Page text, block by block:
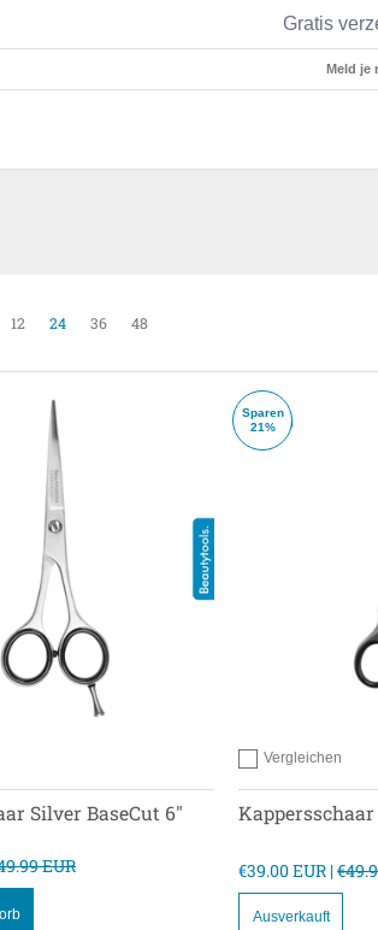
Gratis
Pedicure Hairstyling Meld je
12 24 36 48
Silver BaseCut 6"
EUR
Sparen
21%
Hinzufügen zum
Vergleichen
€39.00 EUR |
Ausverkauft